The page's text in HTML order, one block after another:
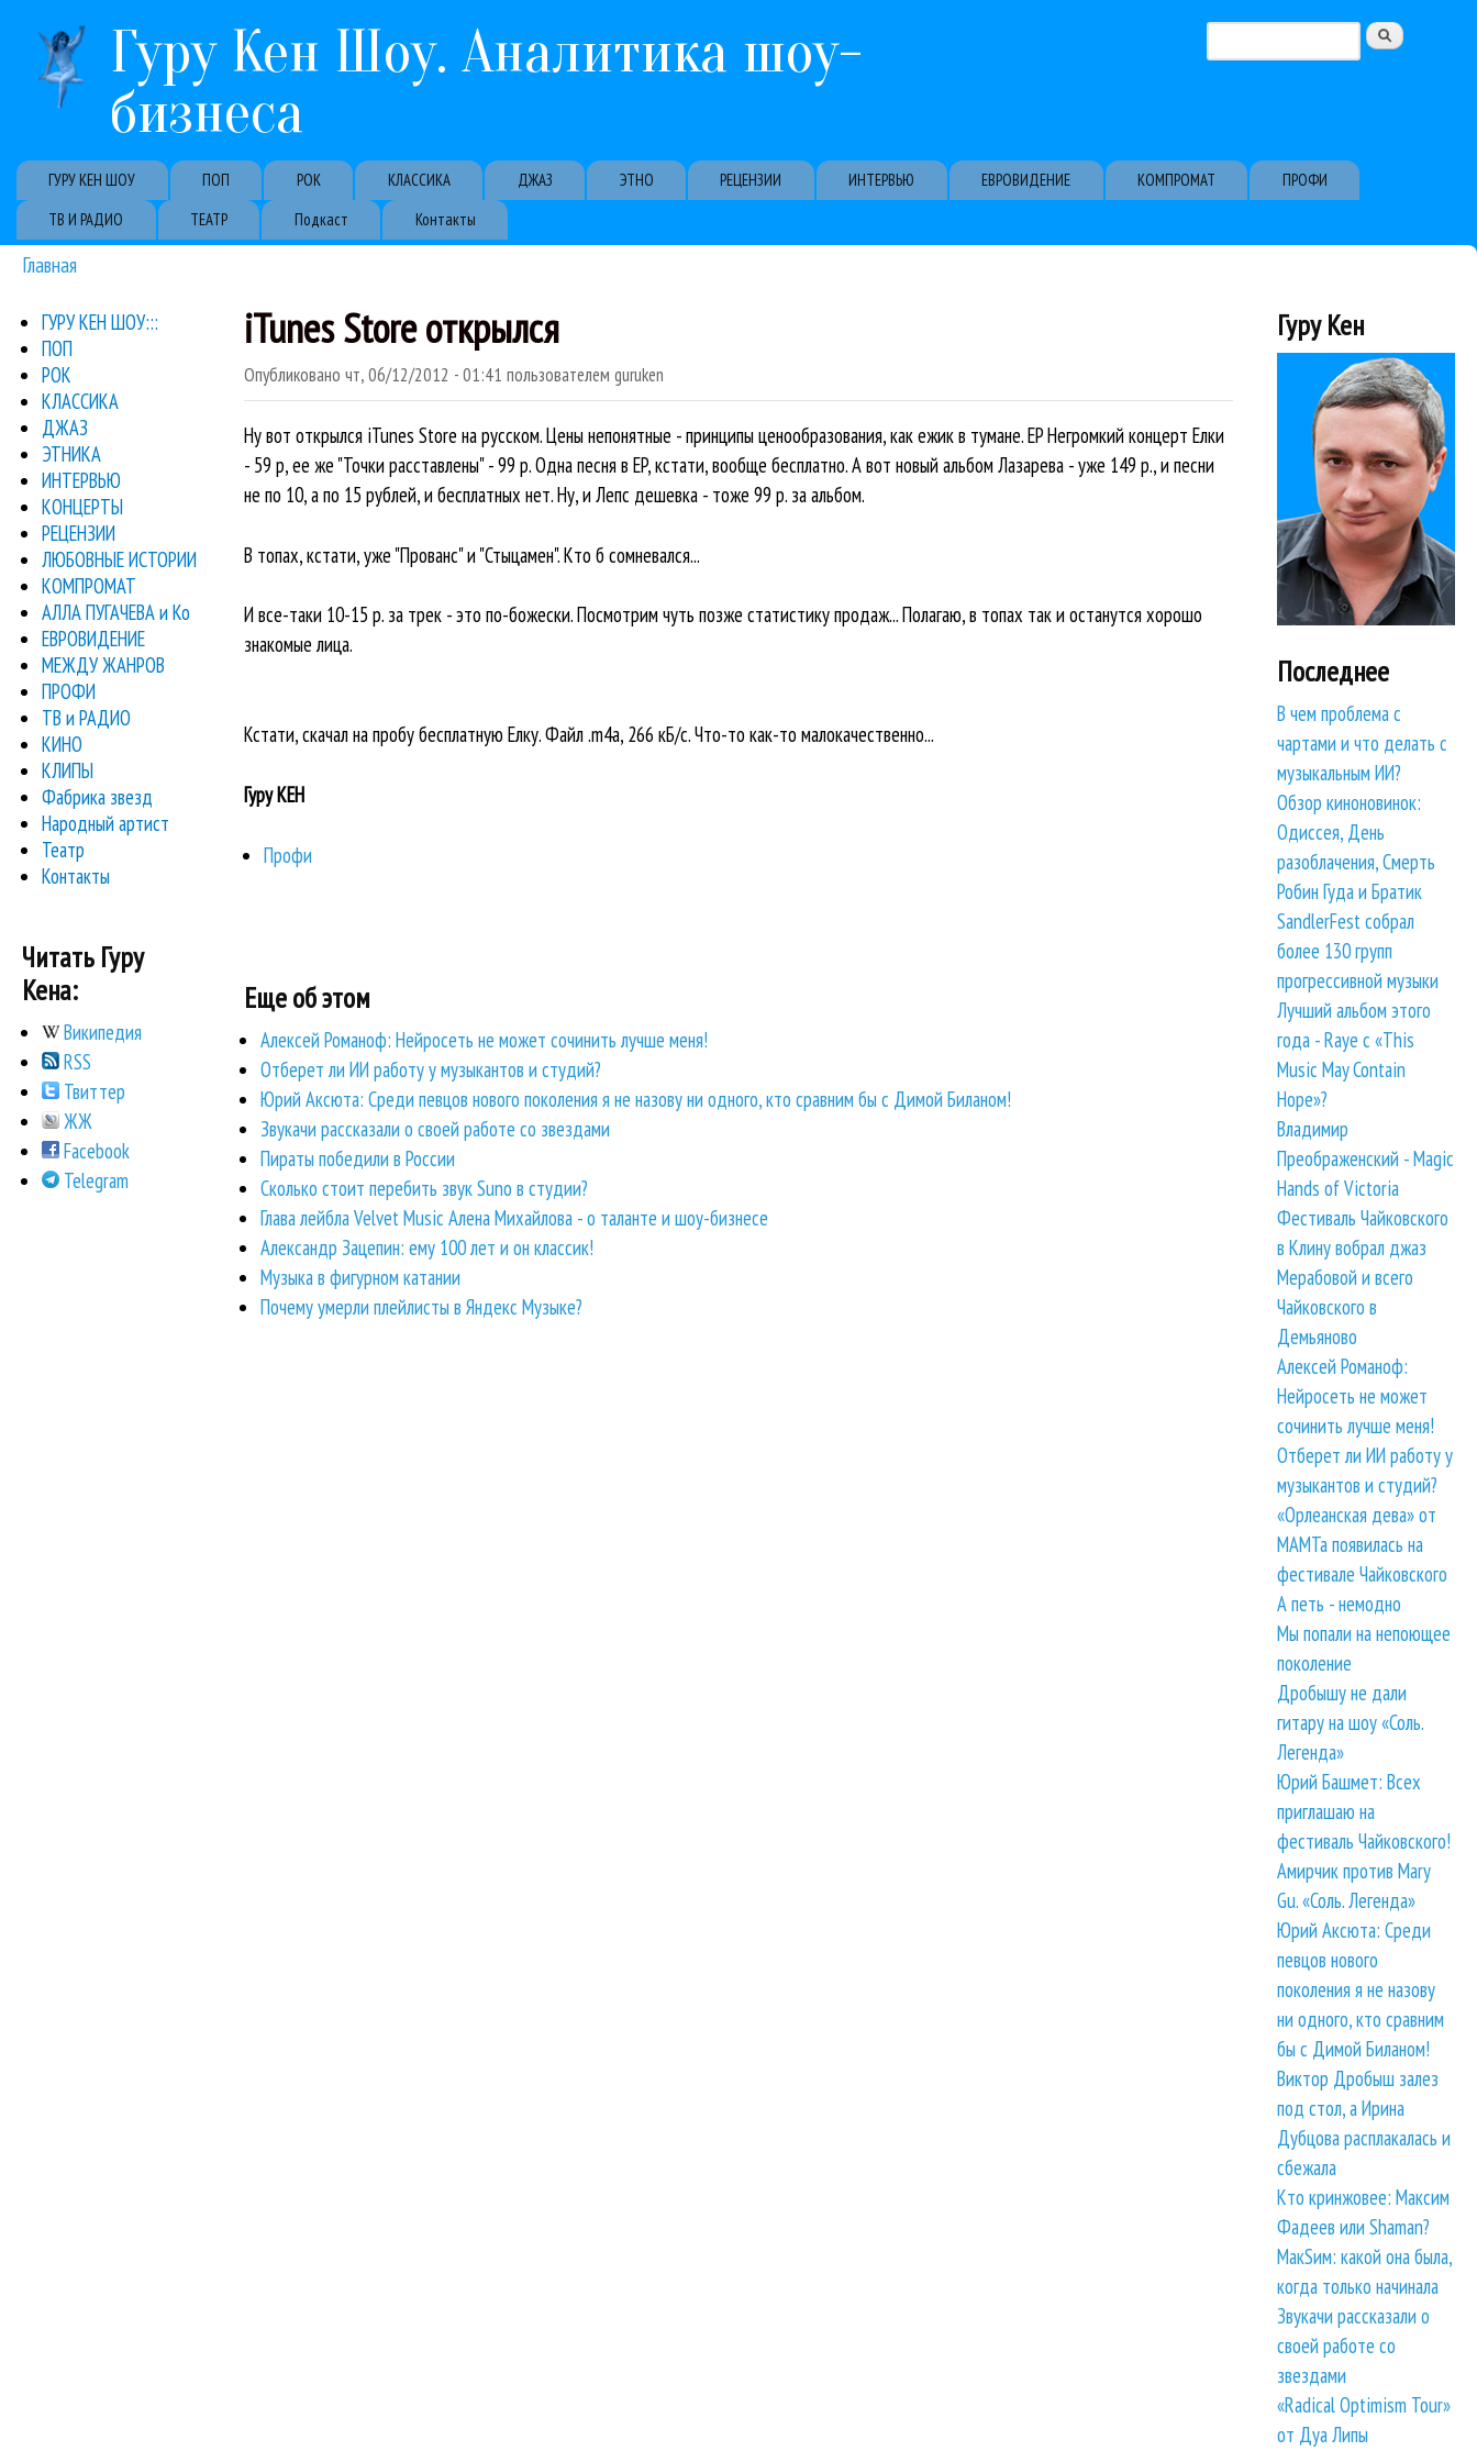
Гуру Кен Шоу. Аналитика шоу-
бизнеса
Форма поиска
Primary links
ГУРУ КЕН ШОУ ПОП РОК КЛАССИКА ДЖАЗ ЭТНО РЕЦЕНЗИИ ИНТЕРВЬЮ ЕВРОВИДЕНИЕ КОМПРОМАТ
ПРОФИ
ТВ И РАДИО
ТЕАТР Подкаст Контакты
Вы здесь
Главная
iTunes Store открылся
Опубликовано чт, 06/12/2012 - 01:41 пользователем guruken
Ну вот открылся iTunes Store на русском. Цены непонятные - принципы ценообразования, как ежик в тумане. EP Негромкий концерт Елки
- 59 р, ее же "Точки расставлены" - 99 р. Одна песня в EP, кстати, вообще бесплатно. А вот новый альбом Лазарева - уже 149 р., и песни
не по 10, а по 15 рублей, и бесплатных нет. Ну, и Лепс дешевка - тоже 99 р. за альбом.
В топах, кстати, уже "Прованс" и "Стыцамен". Кто б сомневался...
И все-таки 10-15 р. за трек - это по-божески. Посмотрим чуть позже статистику продаж... Полагаю, в топах так и останутся хорошо
знакомые лица.
Кстати, скачал на пробу бесплатную Елку. Файл .m4a, 266 кБ/с. Что-то как-то малокачественно...
Гуру КЕН
Профи
Еще об этом
Алексей Романоф: Нейросеть не может сочинить лучше меня!
Отберет ли ИИ работу у музыкантов и студий?
Юрий Аксюта: Среди певцов нового поколения я не назову ни одного, кто сравним бы с Димой Биланом!
Звукачи рассказали о своей работе со звездами
Пираты победили в России
Сколько стоит перебить звук Suno в студии?
Глава лейбла Velvet Music Алена Михайлова - о таланте и шоу-бизнесе
Александр Зацепин: ему 100 лет и он классик!
Музыка в фигурном катании
Почему умерли плейлисты в Яндекс Музыке?
ГУРУ КЕН ШОУ:::
ПОП
РОК
КЛАССИКА
ДЖАЗ
ЭТНИКА
ИНТЕРВЬЮ
КОНЦЕРТЫ
РЕЦЕНЗИИ
ЛЮБОВНЫЕ ИСТОРИИ
КОМПРОМАТ
АЛЛА ПУГАЧЕВА и Ко
ЕВРОВИДЕНИЕ
МЕЖДУ ЖАНРОВ
ПРОФИ
ТВ и РАДИО
КИНО
КЛИПЫ
Фабрика звезд
Народный артист
Театр
Контакты
Читать Гуру
Кена:
Википедия
RSS
Твиттер
ЖЖ
Facebook
Telegram
Гуру Кен
Последнее
В чем проблема с
чартами и что делать с
музыкальным ИИ?
Обзор киноновинок:
Одиссея, День
разоблачения, Смерть
Робин Гуда и Братик
SandlerFest собрал
более 130 групп
прогрессивной музыки
Лучший альбом этого
года - Raye с «This
Music May Contain
Hope»?
Владимир
Преображенский - Magic
Hands of Victoria
Фестиваль Чайковского
в Клину вобрал джаз
Мерабовой и всего
Чайковского в
Демьяново
Алексей Романоф:
Нейросеть не может
сочинить лучше меня!
Отберет ли ИИ работу у
музыкантов и студий?
«Орлеанская дева» от
МАМТа появилась на
фестивале Чайковского
А петь - немодно
Мы попали на непоющее
поколение
Дробышу не дали
гитару на шоу «Соль.
Легенда»
Юрий Башмет: Всех
приглашаю на
фестиваль Чайковского!
Амирчик против Mary
Gu. «Соль. Легенда»
Юрий Аксюта: Среди
певцов нового
поколения я не назову
ни одного, кто сравним
бы с Димой Биланом!
Виктор Дробыш залез
под стол, а Ирина
Дубцова расплакалась и
сбежала
Кто кринжовее: Максим
Фадеев или Shaman?
МакSим: какой она была,
когда только начинала
Звукачи рассказали о
своей работе со
звездами
«Radical Optimism Tour»
от Дуа Липы